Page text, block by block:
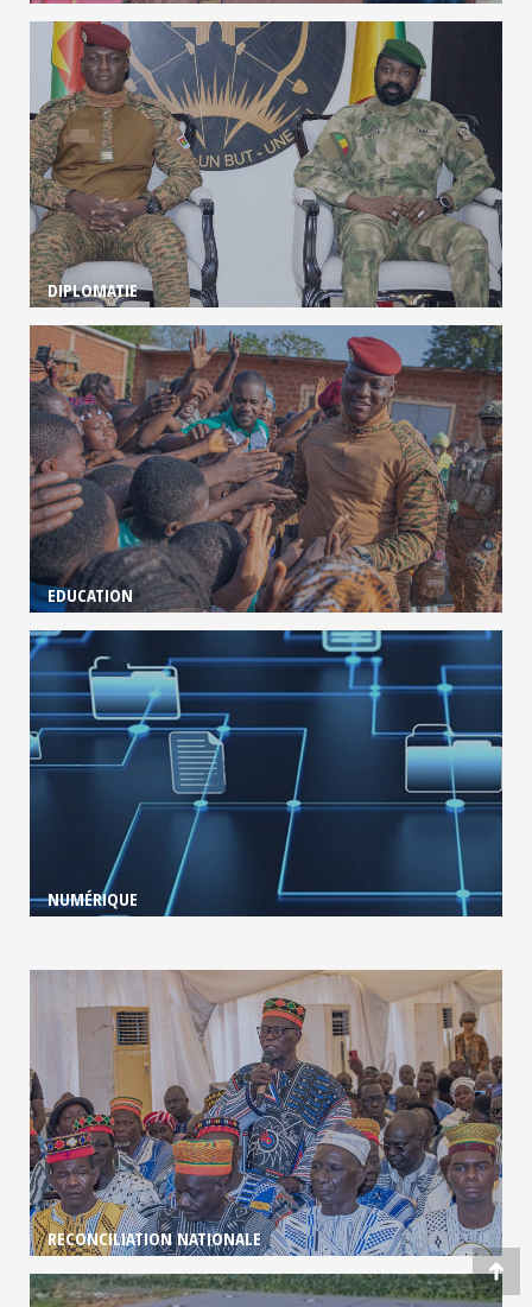
DIPLOMATIE
EDUCATION
NUMÉRIQUE
RECONCILIATION NATIONALE
Go